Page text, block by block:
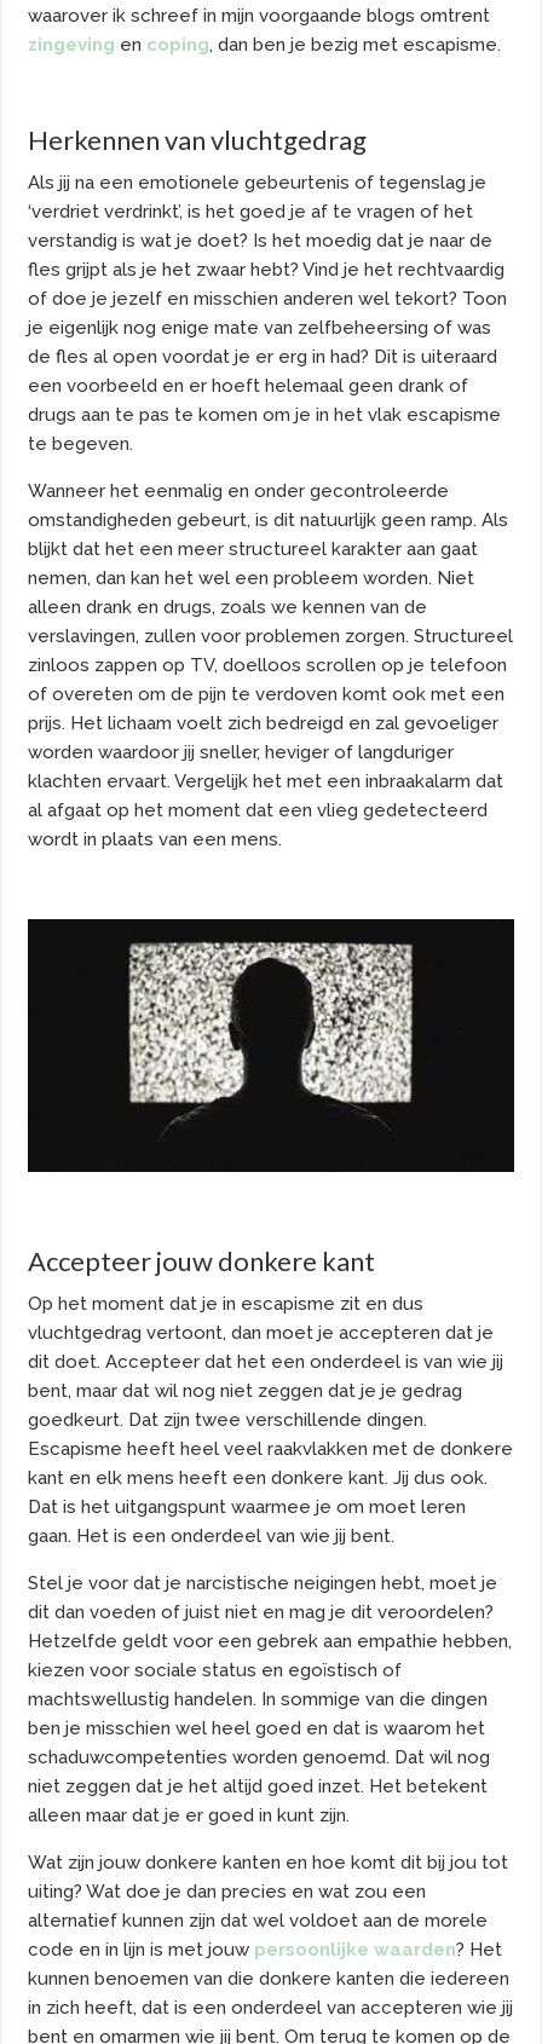
waarover ik schreef in mijn voorgaande blogs omtrent
zingeving en coping, dan ben je bezig met escapisme.
Herkennen van vluchtgedrag
Als jij na een emotionele gebeurtenis of tegenslag je
‘verdriet verdrinkt’, is het goed je af te vragen of het
verstandig is wat je doet? Is het moedig dat je naar de
fles grijpt als je het zwaar hebt? Vind je het rechtvaardig
of doe je jezelf en misschien anderen wel tekort? Toon
je eigenlijk nog enige mate van zelfbeheersing of was
de fles al open voordat je er erg in had? Dit is uiteraard
een voorbeeld en er hoeft helemaal geen drank of
drugs aan te pas te komen om je in het vlak escapisme
te begeven.
Wanneer het eenmalig en onder gecontroleerde
omstandigheden gebeurt, is dit natuurlijk geen ramp. Als
blijkt dat het een meer structureel karakter aan gaat
nemen, dan kan het wel een probleem worden. Niet
alleen drank en drugs, zoals we kennen van de
verslavingen, zullen voor problemen zorgen. Structureel
zinloos zappen op TV, doelloos scrollen op je telefoon
of overeten om de pijn te verdoven komt ook met een
prijs. Het lichaam voelt zich bedreigd en zal gevoeliger
worden waardoor jij sneller, heviger of langduriger
klachten ervaart. Vergelijk het met een inbraakalarm dat
al afgaat op het moment dat een vlieg gedetecteerd
wordt in plaats van een mens.
Accepteer jouw donkere kant
Op het moment dat je in escapisme zit en dus
vluchtgedrag vertoont, dan moet je accepteren dat je
dit doet. Accepteer dat het een onderdeel is van wie jij
bent, maar dat wil nog niet zeggen dat je je gedrag
goedkeurt. Dat zijn twee verschillende dingen.
Escapisme heeft heel veel raakvlakken met de donkere
kant en elk mens heeft een donkere kant. Jij dus ook.
Dat is het uitgangspunt waarmee je om moet leren
gaan. Het is een onderdeel van wie jij bent.
Stel je voor dat je narcistische neigingen hebt, moet je
dit dan voeden of juist niet en mag je dit veroordelen?
Hetzelfde geldt voor een gebrek aan empathie hebben,
kiezen voor sociale status en egoïstisch of
machtswellustig handelen. In sommige van die dingen
ben je misschien wel heel goed en dat is waarom het
schaduwcompetenties worden genoemd. Dat wil nog
niet zeggen dat je het altijd goed inzet. Het betekent
alleen maar dat je er goed in kunt zijn.
Wat zijn jouw donkere kanten en hoe komt dit bij jou tot
uiting? Wat doe je dan precies en wat zou een
alternatief kunnen zijn dat wel voldoet aan de morele
code en in lijn is met jouw persoonlijke waarden? Het
kunnen benoemen van die donkere kanten die iedereen
in zich heeft, dat is een onderdeel van accepteren wie jij
bent en omarmen wie jij bent. Om terug te komen op de